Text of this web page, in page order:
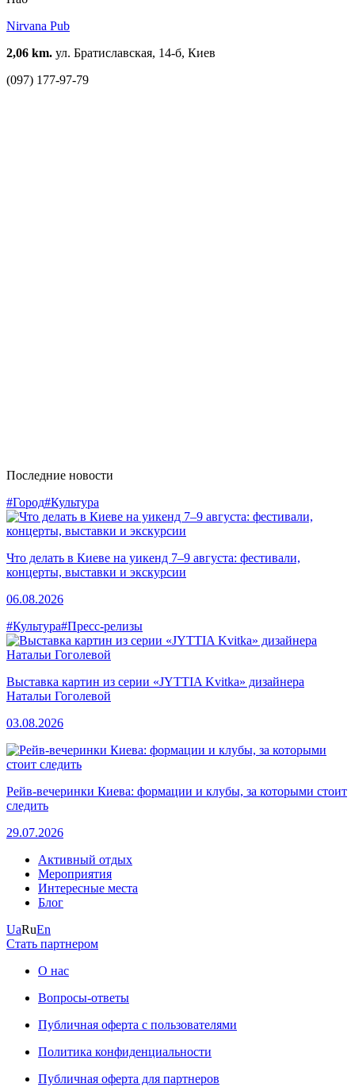
Nirvana Pub
2,06 km. ул. Братиславская, 14-б, Киев
(097) 177-97-79
Последние новости
#Город#Культура
Что делать в Киеве на уикенд 7–9 августа: фестивали,
концерты, выставки и экскурсии
06.08.2026
#Культура#Пресс-релизы
Выставка картин из серии «JYTTIA Kvitka» дизайнера
Натальи Гоголевой
03.08.2026
Рейв-вечеринки Киева: формации и клубы, за которыми стоит
следить
29.07.2026
Активный отдых
Мероприятия
Интересные места
Блог
UaRuEn
Стать партнером
О нас
Вопросы-ответы
Публичная оферта с пользователями
Политика конфиденциальности
Публичная оферта для партнеров